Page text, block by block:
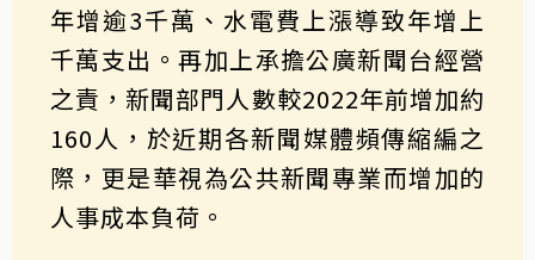
年增逾3千萬、水電費上漲導致年增上
千萬支出。再加上承擔公廣新聞台經營
之責，新聞部門人數較2022年前增加約
160人，於近期各新聞媒體頻傳縮編之
際，更是華視為公共新聞專業而增加的
人事成本負荷。